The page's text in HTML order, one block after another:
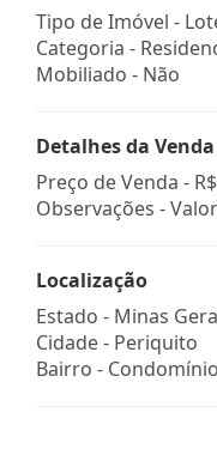
Tipo de Imóvel -
Categoria -
Mobiliado - Não
Detalhes da Venda
Preço de Venda -
Observações -
Localização
Estado - Minas
Cidade - Periquito
Bairro -